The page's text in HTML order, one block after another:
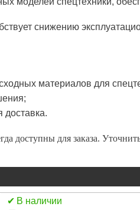
снижению
материалов для
доставка.
доступны для заказа.
В наличии